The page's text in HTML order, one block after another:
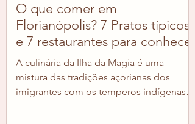
O que comer em
Florianópolis? 7 Pratos típicos
e 7 restaurantes para conhecer
A culinária da Ilha da Magia é uma
mistura das tradições açorianas dos
imigrantes com os temperos indígenas.